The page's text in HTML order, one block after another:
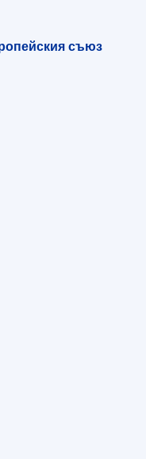
съюз